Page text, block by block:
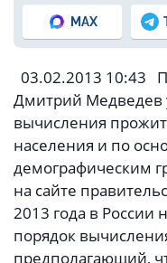
MAX
03.02.2013 10:43
Дмитрий Медведев
вычисления
населения и по
демографическим
на сайте
2013 года в России
порядок
предполагающий,